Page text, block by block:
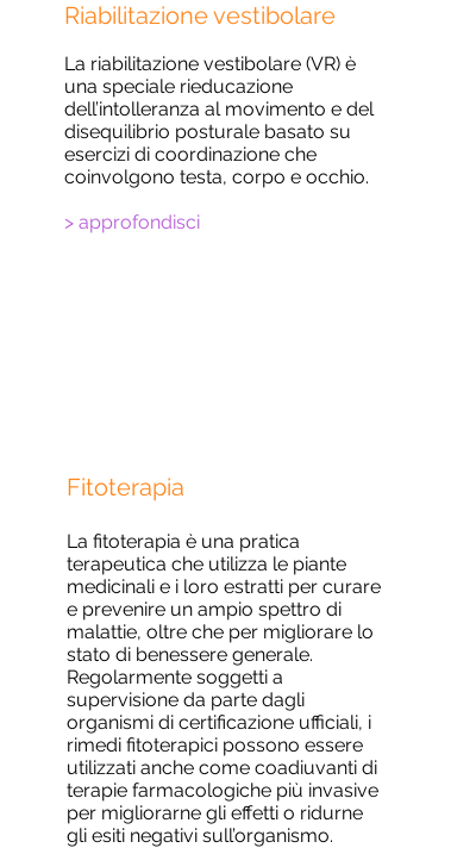
Riabilitazione vestibolare
La riabilitazione vestibolare (VR) è
una speciale rieducazione
dell’intolleranza al movimento e del
disequilibrio posturale basato su
esercizi di coordinazione che
coinvolgono testa, corpo e occhio.
> approfondisci
Fitoterapia
La fitoterapia è una pratica
terapeutica che utilizza le piante
medicinali e i loro estratti per curare
e prevenire un ampio spettro di
malattie, oltre che per migliorare lo
stato di benessere generale.
Regolarmente soggetti a
supervisione da parte dagli
organismi di certificazione ufficiali, i
rimedi fitoterapici possono essere
utilizzati anche come coadiuvanti di
terapie farmacologiche più invasive
per migliorarne gli effetti o ridurne
gli esiti negativi sull’organismo.